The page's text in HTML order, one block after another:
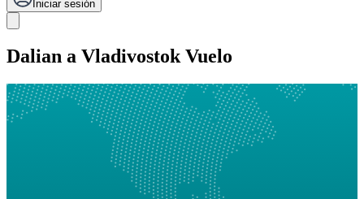
Iniciar sesión
Dalian a Vladivostok Vuelo